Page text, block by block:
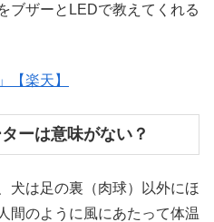
ブザーとLEDで教えてくれる
【楽天】
ーは意味がない？
犬は足の裏（肉球）以外にほ
間のように風にあたって体温